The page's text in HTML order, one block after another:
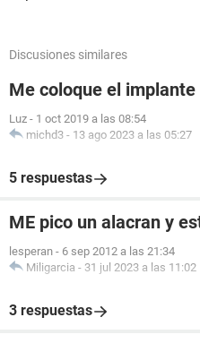
Discusiones similares
Me coloque el
Luz - 1 oct 2019 a las 08:54
michd3 - 13 ago 2023 a las 05:27
5 respuestas
ME pico un alacran y
lesperan - 6 sep 2012 a las 21:34
Miligarcia - 31 jul 2023 a las 11:02
3 respuestas